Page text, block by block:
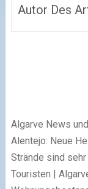
Autor Des
Algarve News
Alentejo: Neue
Strände sind
Touristen |